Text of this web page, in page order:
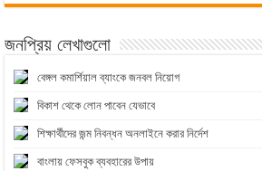
জনপ্রিয় লেখাগুলো
বেঙ্গল কমার্শিয়াল ব্যাংকে জনবল নিয়োগ
বিকাশ থেকে লোন পাবেন যেভাবে
শিক্ষার্থীদের জন্ম নিবন্ধন অনলাইনে করার নির্দেশ
বাংলায় ফেসবুক ব্যবহারের উপায়